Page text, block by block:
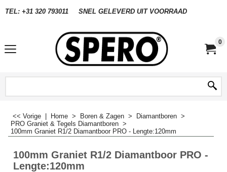
TEL: +31 320 793011 SNEL GELEVERD UIT VOORRAAD
0
<< Vorige Home > Boren & Zagen > Diamantboren >
PRO Graniet & Tegels Diamantboren >
100mm Graniet R1/2 Diamantboor PRO - Lengte:120mm
100mm Graniet R1/2 Diamantboor PRO -
Lengte:120mm